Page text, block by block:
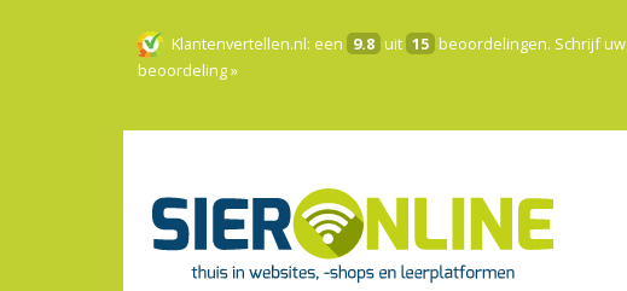
Klantenvertellen.nl: een 9.8 uit 15 beoordelingen. Schrijf uw
beoordeling »